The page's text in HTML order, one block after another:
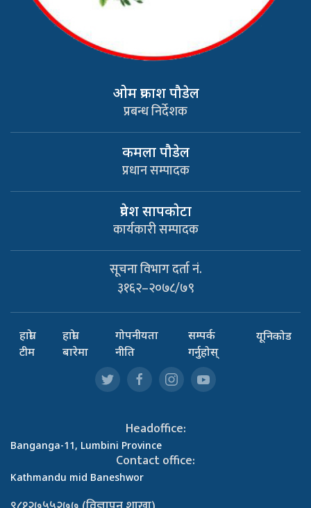
ओम प्रकाश पौडेल
प्रबन्ध निर्देशक
कमला पौडेल
प्रधान सम्पादक
प्रवेश सापकाेटा
कार्यकारी सम्पादक
सूचना विभाग दर्ता नं.
३१६२–२०७८/७९
हाम्रो
टीम
हाम्रो
बारेमा
गोपनीयता
नीति
सम्पर्क
गर्नुहोस्
यूनिकोड
Headoffice:
Banganga-11, Lumbini Province
Contact office:
Kathmandu mid Baneshwor